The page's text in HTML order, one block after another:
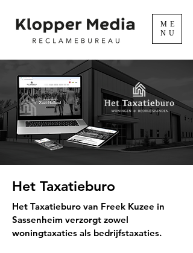
ME
NU
Het Taxatieburo
Het Taxatieburo van Freek Kuzee in
Sassenheim verzorgt zowel
woningtaxaties als bedrijfstaxaties.